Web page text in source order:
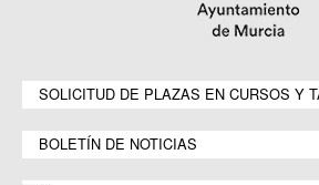
SOLICITUD DE PLAZAS EN CURSOS Y
BOLETÍN DE NOTICIAS